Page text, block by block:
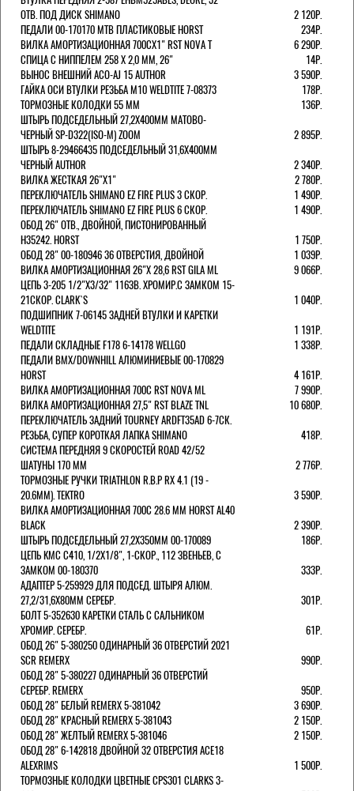
ОТВ. ПОД ДИСК SHIMANO
2 120Р.
ПЕДАЛИ 00-170170 МТВ ПЛАСТИКОВЫЕ HORST
234Р.
ВИЛКА АМОРТИЗАЦИОННАЯ 700СХ1" RST NOVA T
6 290Р.
СПИЦА С НИППЕЛЕМ 258 Х 2,0 ММ, 26"
14Р.
ВЫНОС ВНЕШНИЙ ACO-AJ 15 AUTHOR
3 590Р.
ГАЙКА ОСИ ВТУЛКИ РЕЗЬБА М10 WELDTITE 7-08373
178Р.
ТОРМОЗНЫЕ КОЛОДКИ 55 ММ
136Р.
ШТЫРЬ ПОДСЕДЕЛЬНЫЙ 27,2Х400ММ МАТОВО-
ЧЕРНЫЙ SP-D322(ISO-M) ZOOM
2 895Р.
ШТЫРЬ 8-29466435 ПОДСЕДЕЛЬНЫЙ 31,6X400ММ
ЧЕРНЫЙ AUTHOR
2 340Р.
ВИЛКА ЖЕСТКАЯ 26"Х1"
2 780Р.
ПЕРЕКЛЮЧАТЕЛЬ SHIMANO EZ FIRE PLUS 3 СКОР.
1 490Р.
ПЕРЕКЛЮЧАТЕЛЬ SHIMANO EZ FIRE PLUS 6 СКОР.
1 490Р.
ОБОД 26" ОТВ., ДВОЙНОЙ, ПИСТОНИРОВАННЫЙ
H35242. HORST
1 750Р.
ОБОД 28" 00-180946 36 ОТВЕРСТИЯ, ДВОЙНОЙ
1 039Р.
ВИЛКА АМОРТИЗАЦИОННАЯ 26"Х 28,6 RST GILA ML
9 066Р.
ЦЕПЬ 3-205 1/2"X3/32" 116ЗВ. ХРОМИР.С ЗАМКОМ 15-
21СКОР. CLARK`S
1 040Р.
ПОДШИПНИК 7-06145 ЗАДНЕЙ ВТУЛКИ И КАРЕТКИ
WELDTITE
1 191Р.
ПЕДАЛИ СКЛАДНЫЕ F178 6-14178 WELLGO
1 338Р.
ПЕДАЛИ BMX/DOWNHILL АЛЮМИНИЕВЫЕ 00-170829
HORST
4 161Р.
ВИЛКА АМОРТИЗАЦИОННАЯ 700С RST NOVA ML
7 990Р.
ВИЛКА АМОРТИЗАЦИОННАЯ 27,5" RST BLAZE TNL
10 680Р.
ПЕРЕКЛЮЧАТЕЛЬ ЗАДНИЙ TOURNEY ARDFT35AD 6-7СК.
РЕЗЬБА, СУПЕР КОРОТКАЯ ЛАПКА SHIMANO
418Р.
СИСТЕМА ПЕРЕДНЯЯ 9 СКОРОСТЕЙ ROAD 42/52
ШАТУНЫ 170 ММ
2 776Р.
ТОРМОЗНЫЕ РУЧКИ TRIATHLON R.B.P RX 4.1 (19 -
20.6ММ). TEKTRO
3 590Р.
ВИЛКА АМОРТИЗАЦИОННАЯ 700C 28.6 ММ HORST AL40
BLACK
2 390Р.
ШТЫРЬ ПОДСЕДЕЛЬНЫЙ 27,2Х350ММ 00-170089
186Р.
ЦЕПЬ KMC C410, 1/2Х1/8", 1-СКОР., 112 ЗВЕНЬЕВ, С
ЗАМКОМ 00-180370
333Р.
АДАПТЕР 5-259929 ДЛЯ ПОДСЕД. ШТЫРЯ АЛЮМ.
27,2/31,6Х80ММ СЕРЕБР.
301Р.
БОЛТ 5-352630 КАРЕТКИ СТАЛЬ С САЛЬНИКОМ
ХРОМИР. СЕРЕБР.
61Р.
ОБОД 26" 5-380250 ОДИНАРНЫЙ 36 ОТВЕРСТИЙ 2021
SCR REMERX
990Р.
ОБОД 28" 5-380227 ОДИНАРНЫЙ 36 ОТВЕРСТИЙ
СЕРЕБР. REMERX
950Р.
ОБОД 28" БЕЛЫЙ REMERX 5-381042
3 690Р.
ОБОД 28" КРАСНЫЙ REMERX 5-381043
2 150Р.
ОБОД 28" ЖЕЛТЫЙ REMERX 5-381046
2 150Р.
ОБОД 28" 6-142818 ДВОЙНОЙ 32 ОТВЕРСТИЯ ACE18
ALEXRIMS
1 500Р.
ТОРМОЗНЫЕ КОЛОДКИ ЦВЕТНЫЕ CPS301 CLARKS 3-